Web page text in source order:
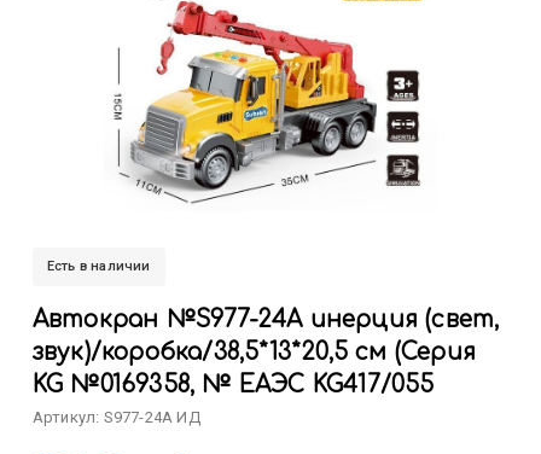
Есть в наличии
Автокран №S977-24A инерция (свет,
звук)/коробка/38,5*13*20,5 см (Серия
KG №0169358, № ЕАЭС KG417/055
Артикул: S977-24A ИД